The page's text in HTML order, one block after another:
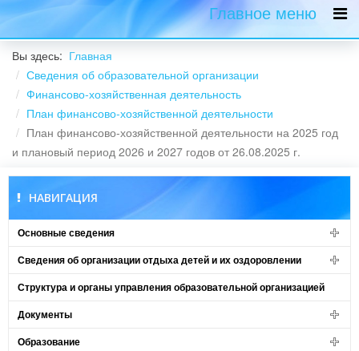
Главное меню
Вы здесь: Главная
Сведения об образовательной организации
Финансово-хозяйственная деятельность
План финансово-хозяйственной деятельности
План финансово-хозяйственной деятельности на 2025 год
и плановый период 2026 и 2027 годов от 26.08.2025 г.
НАВИГАЦИЯ
Основные сведения
Сведения об организации отдыха детей и их оздоровлении
Структура и органы управления образовательной организацией
Документы
Образование